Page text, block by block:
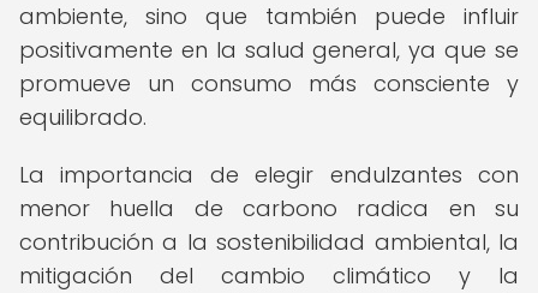
ambiente, sino que también puede influir
positivamente en la salud general, ya que se
promueve un consumo más consciente y
equilibrado.
La importancia de elegir endulzantes con
menor huella de carbono radica en su
contribución a la sostenibilidad ambiental, la
mitigación del cambio climático y la